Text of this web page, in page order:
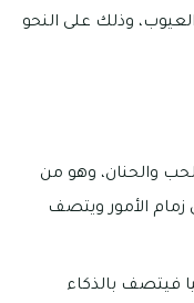
وذلك على النحو
والحنان، وهو من
الأمور ويتصف
فيتصف بالذكاء